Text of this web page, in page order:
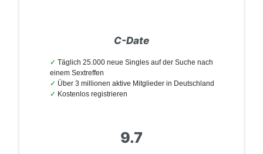
C-Date
Täglich 25.000 neue Singles auf der Suche nach
einem Sextreffen
Über 3 millionen aktive Mitglieder in Deutschland
Kostenlos registrieren
9.7